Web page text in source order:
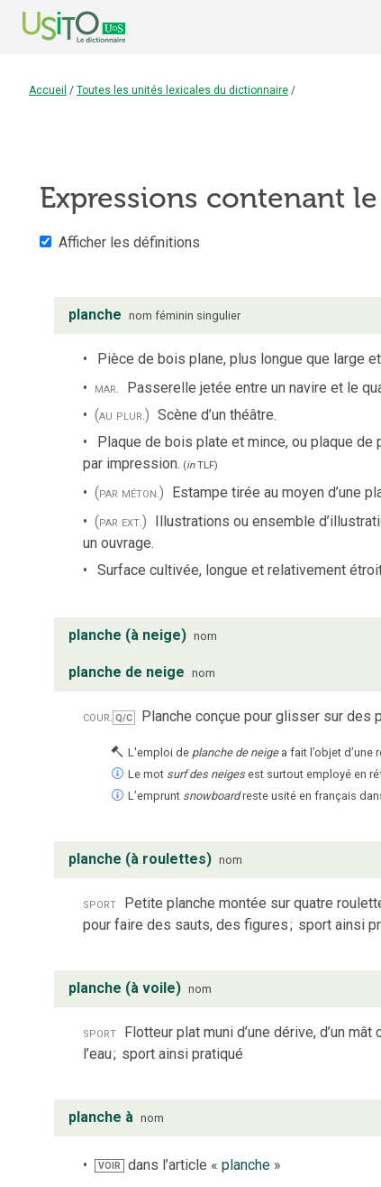
Accueil / Toutes les unités lexicales du dictionnaire /
Expressions contenant
Afficher les définitions
planche nom féminin singulier
Pièce de bois plane, plus longue que large
mar. Passerelle jetée entre un navire et le
(au plur.) Scène d’un théâtre.
Plaque de bois plate et mince, ou plaque de
par impression. (inTLF)
(par méton.) Estampe tirée au moyen d’une
(par ext.) Illustrations ou ensemble
un ouvrage.
Surface cultivée, longue et relativement
planche (à neige) nom
planche de neige nom
cour. Q/C Planche conçue pour glisser sur des
L'emploi de planche de neige a fait l’objet
Le mot surf des neiges est surtout employé en
L’emprunt snowboard reste usité en français
planche (à roulettes) nom
sport Petite planche montée sur quatre
pour faire des sauts, des figures; sport ainsi
planche (à voile) nom
sport Flotteur plat muni d’une dérive, d’un
l’eau; sport ainsi pratiqué
planche à nom
VOIR dans l’article «planche »